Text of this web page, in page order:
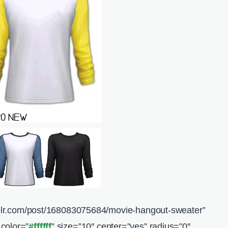
post/168083075684/movie-hangout-sweater”